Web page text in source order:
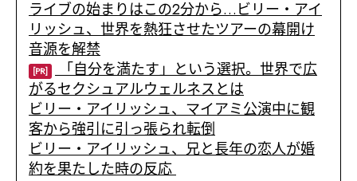
ライブの始まりはこの2分から…ビリー・アイ
リッシュ、世界を熱狂させたツアーの幕開け
音源を解禁
[PR] 「自分を満たす」という選択。世界で広
がるセクシュアルウェルネスとは
ビリー・アイリッシュ、マイアミ公演中に観
客から強引に引っ張られ転倒
ビリー・アイリッシュ、兄と長年の恋人が婚
約を果たした時の反応